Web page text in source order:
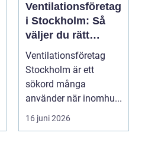
Ventilationsföretag
i Stockholm: Så
väljer du rätt
partner för frisk
luft inomhus
Ventilationsföretag
Stockholm är ett
sökord många
använder när inomhu...
16 juni 2026